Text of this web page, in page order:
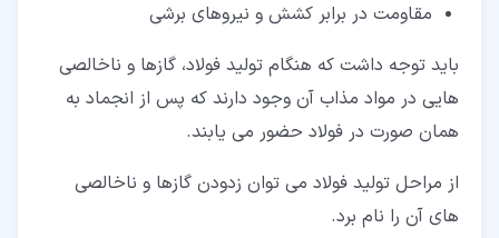
مقاومت در برابر کشش و نیروهای برشی
باید توجه داشت که هنگام تولید فولاد، گازها و ناخالصی
هایی در مواد مذاب آن وجود دارند که پس از انجماد به
همان صورت در فولاد حضور می یابند.
از مراحل تولید فولاد می توان زدودن گازها و ناخالصی
های آن را نام برد.